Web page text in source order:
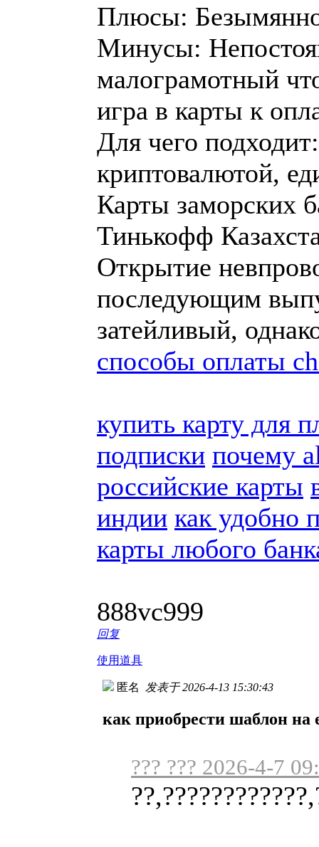
Плюсы:
Минусы:
малограмотный
игра в карты к
Для чего
криптовалютой,
Карты заморских
Тинькофф
Открытие
последующим
затейливый,
способы оплаты
купить карту для
подписки почему
российские карты
индии как удобно
карты любого
888vc999
回复
使用道具
匿名 发表于 2026-4-13 15:30:43
как приобрести шаблон на
??? ??? 2026-4-7